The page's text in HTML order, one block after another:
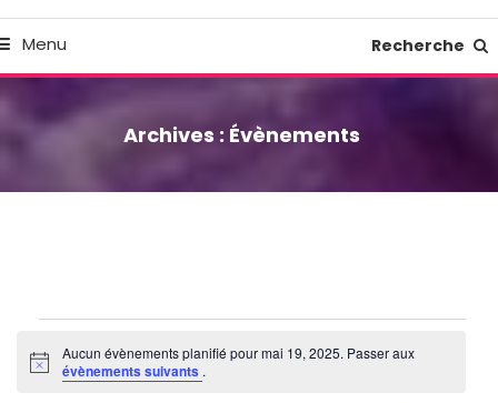
Menu Recherche
Archives : Évènements
for
Notice
Aucun évènements planifié pour mai 19, 2025. Passer aux
évènements suivants .